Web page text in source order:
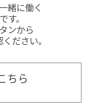
緒に働く
す。
ンから
ださい。
ちら